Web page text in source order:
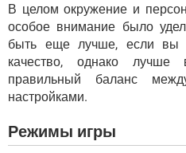
В целом окружение и
особое внимание было
быть еще лучше, если вы
качество, однако лучше
правильный баланс
настройками.
Режимы игры